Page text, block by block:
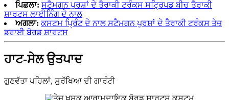
ਪਿਛਲਾ: ਸਟੈਮਗਨ ਪੁਰਸ਼ਾਂ ਦੇ ਤੈਰਾਕੀ ਟਰੰਕਸ ਸਟ੍ਰਿਪਡ ਬੀਚ ਤੈਰਾਕੀ
ਸ਼ਾਰਟਸ ਲਾਈਨਿੰਗ ਦੇ ਨਾਲ
ਅਗਲਾ: ਕਸਟਮ ਪ੍ਰਿੰਟ ਦੇ ਨਾਲ ਸਟੈਮਗਨ ਪੁਰਸ਼ਾਂ ਦੇ ਤੈਰਾਕੀ ਟਰੰਕਸ ਤੇਜ਼
ਡਰਾਈ ਬੋਰਡ ਸ਼ਾਰਟਸ
ਹਾਟ-ਸੇਲ ਉਤਪਾਦ
ਗੁਣਵੱਤਾ ਪਹਿਲਾਂ, ਸੁਰੱਖਿਆ ਦੀ ਗਾਰੰਟੀ